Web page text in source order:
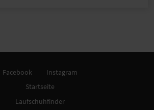
Facebook
Instagram
Startseite
Laufschuhfinder